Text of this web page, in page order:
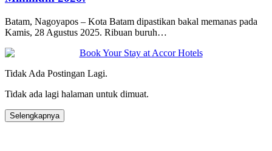
Batam, Nagoyapos – Kota Batam dipastikan bakal memanas pada
Kamis, 28 Agustus 2025. Ribuan buruh…
Tidak Ada Postingan Lagi.
Tidak ada lagi halaman untuk dimuat.
Selengkapnya